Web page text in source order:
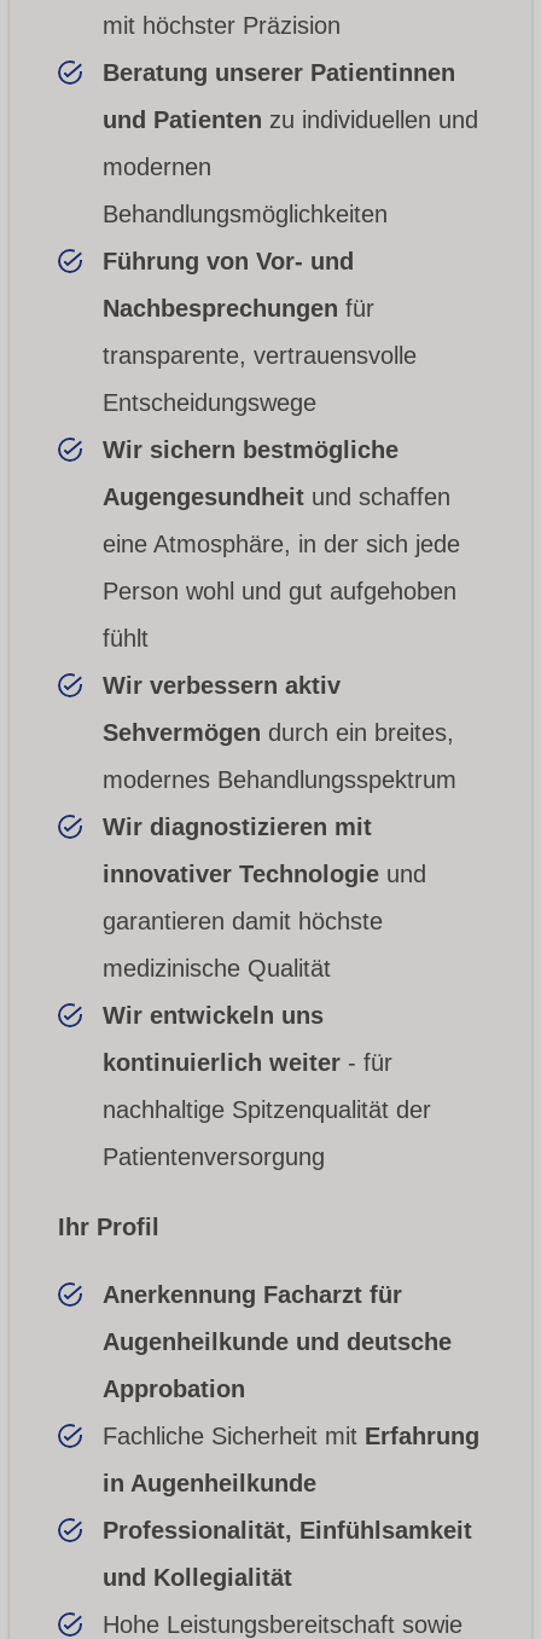
mit höchster Präzision
Beratung unserer Patientinnen
und Patienten zu individuellen und
modernen
Behandlungsmöglichkeiten
Führung von Vor- und
Nachbesprechungen für
transparente, vertrauensvolle
Entscheidungswege
Wir sichern bestmögliche
Augen­gesundheit und schaffen
eine Atmosphäre, in der sich jede
Person wohl und gut aufgehoben
fühlt
Wir verbessern aktiv
Sehvermögen durch ein breites,
modernes Behandlungsspektrum
Wir diagnostizieren mit
innovativer Technologie und
garantieren damit höchste
medizinische Qualität
Wir entwickeln uns
kontinuierlich weiter - für
nachhaltige Spitzenqualität der
Patientenversorgung
Ihr Profil
Anerkennung Facharzt für
Augenheilkunde und deutsche
Approbation
Fachliche Sicherheit mit Erfahrung
in Augenheilkunde
Professionalität, Einfühlsamkeit
und Kollegialität
Hohe Leistungsbereitschaft sowie